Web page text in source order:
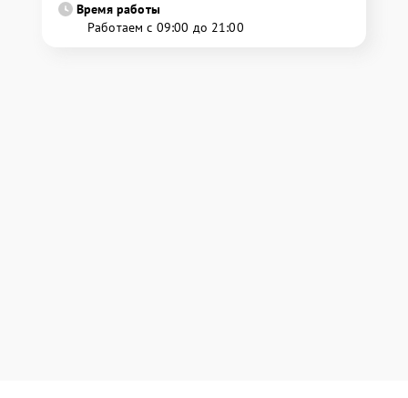
Время работы
Работаем с 09:00 до 21:00